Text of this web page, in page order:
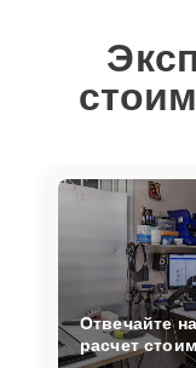
Отвечайте
расчет